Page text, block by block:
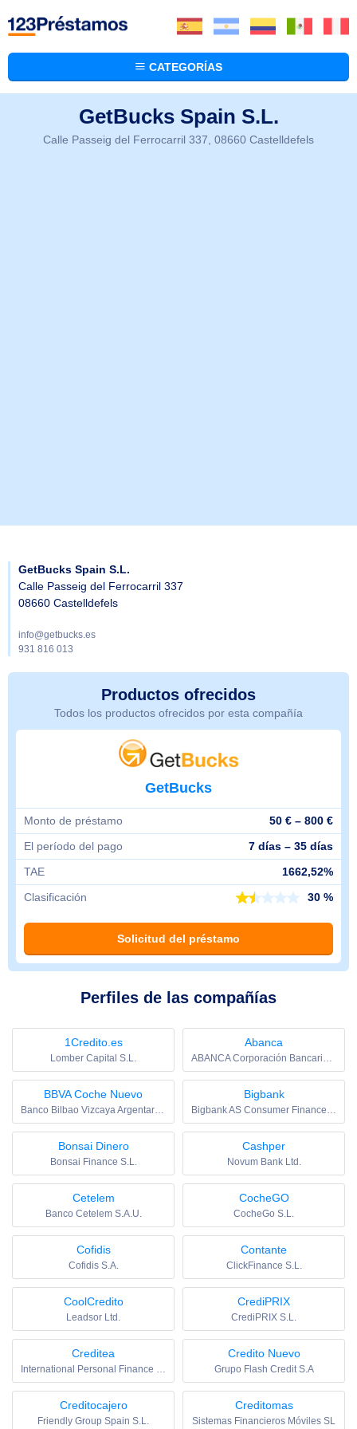
CATEGORÍAS
GetBucks Spain S.L.
Calle Passeig del Ferrocarril 337, 08660 Castelldefels
GetBucks Spain S.L.
Calle Passeig del Ferrocarril 337
08660 Castelldefels
info@getbucks.es
931 816 013
Productos ofrecidos
Todos los productos ofrecidos por esta compañía
GetBucks
Monto de préstamo
50 € – 800 €
El período del pago
7 días – 35 días
TAE
1662,52%
Clasificación
30 %
Solicitud del préstamo
Perfiles de las compañías
1Credito.es
Lomber Capital S.L.
Abanca
ABANCA Corporación Bancaria, S.A.
BBVA Coche Nuevo
Banco Bilbao Vizcaya Argentaria S.A.
Bigbank
Bigbank AS Consumer Finance S.E.
Bonsai Dinero
Bonsai Finance S.L.
Cashper
Novum Bank Ltd.
Cetelem
Banco Cetelem S.A.U.
CocheGO
CocheGo S.L.
Cofidis
Cofidis S.A.
Contante
ClickFinance S.L.
CoolCredito
Leadsor Ltd.
CrediPRIX
CrediPRIX S.L.
Creditea
International Personal Finance Digital Spain S.A.U.
Credito Nuevo
Grupo Flash Credit S.A
Creditocajero
Friendly Group Spain S.L.
Creditomas
Sistemas Financieros Móviles SL